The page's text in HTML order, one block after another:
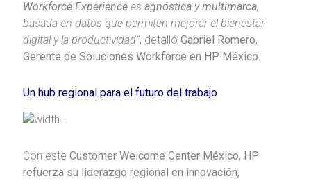
Workforce Experiencees agnóstica y multimarca,
basada en datos que permiten mejorar el bienestar
digital y la productividad”, detalló Gabriel Romero,
Gerente de Soluciones Workforce en HP México.
Un hub regional para el futuro del trabajo
Con este Customer Welcome Center México, HP
refuerza su liderazgo regional en innovación,